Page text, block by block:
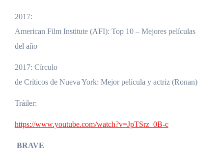
2017:
American Film Institute (AFI): Top 10 – Mejores películas
del año
2017: Círculo
de Críticos de Nueva York: Mejor película y actriz (Ronan)
Tráiler:
https://www.youtube.com/watch?v=JpTSrz_0B-c
BRAVE